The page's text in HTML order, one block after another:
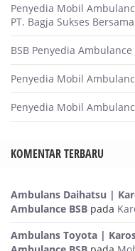
Penyedia Mobil
PT. Bagja Sukses Bersama
BSB Penyedia
Penyedia Mobil
Penyedia Mobil
KOMENTAR TERBARU
Ambulans Daihatsu |
Ambulance BSB pada
Ambulans Toyota |